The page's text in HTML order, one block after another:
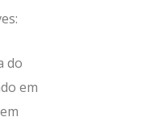
do
em